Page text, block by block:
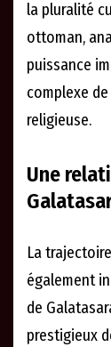
la pluralité
ottoman,
puissance
complexe
religieuse.
Une
La
également
de
prestigieux